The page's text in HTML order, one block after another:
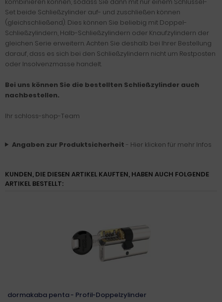
Set beide Schließzylinder auf- und zuschließen können
(gleichschließend). Dies können Sie beliebig mit Doppel-
Schließzylindern, Halb-Schließzylindern oder Knaufzylindern der
gleichen Serie erweitern. Achten Sie deshalb bei Ihrer Bestellung
darauf, dass es sich bei den Schließzylindern nicht um Restposten
oder Insolvenzmasse handelt.
Bei uns können Sie die bestellten Schließzylinder auch
nachbestellen.
Ihr schloss-shop-Team
Angaben zur Produktsicherheit - Hier klicken für mehr Infos
KUNDEN, DIE DIESEN ARTIKEL KAUFTEN, HABEN AUCH FOLGENDE
ARTIKEL BESTELLT:
dormakaba penta - Profil-Doppelzylinder